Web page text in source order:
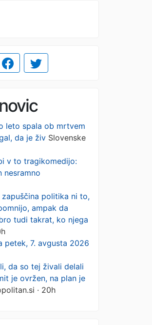
leto spala ob mrtvem
da je živ Slovenske
v to tragikomedijo:
nesramno
politika ni to,
ampak da
tudi takrat, ko njega
petek, 7. avgusta 2026
da so tej živali delali
je ovržen, na plan je
· 20h